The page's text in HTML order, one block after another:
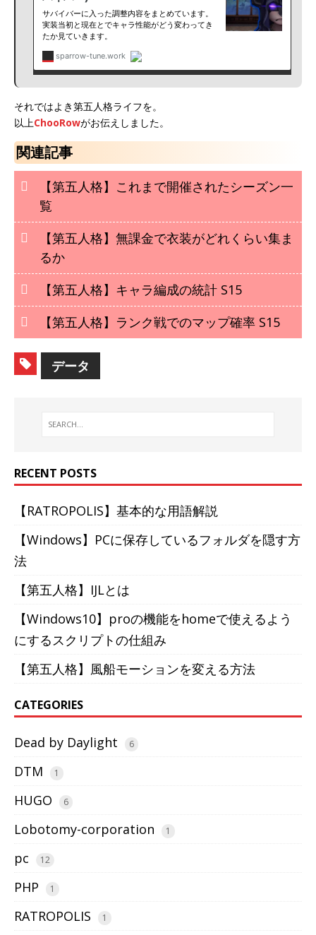
それではよき第五人格ライフを。
以上ChooRowがお伝えしました。
関連記事
【第五人格】これまで開催されたシーズン一
覧
【第五人格】無課金で衣装がどれくらい集ま
るか
【第五人格】キャラ編成の統計 S15
【第五人格】ランク戦でのマップ確率 S15
データ
RECENT POSTS
【RATROPOLIS】基本的な用語解説
【Windows】PCに保存しているフォルダを隠す方
法
【第五人格】IJLとは
【Windows10】proの機能をhomeで使えるよう
にするスクリプトの仕組み
【第五人格】風船モーションを変える方法
CATEGORIES
Dead by Daylight 6
DTM 1
HUGO 6
Lobotomy-corporation 1
pc 12
PHP 1
RATROPOLIS 1